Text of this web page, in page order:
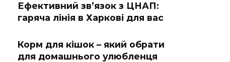
Ефективний зв’язок з ЦНАП:
гаряча лінія в Харкові для вас
Корм для кішок – який обрати
для домашнього улюбленця